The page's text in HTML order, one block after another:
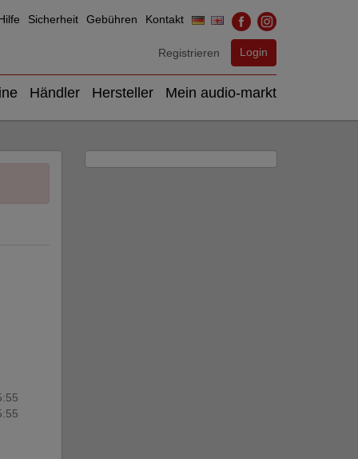
Sicherheit Gebühren Kontakt
Registrieren Login
Händler Hersteller Mein audio-markt